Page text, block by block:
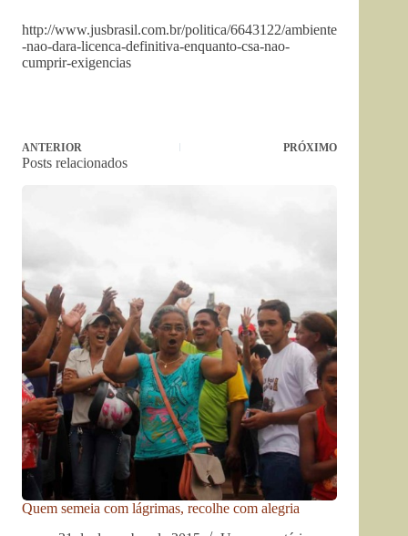
http://www.jusbrasil.com.br/politica/6643122/ambiente
-nao-dara-licenca-definitiva-enquanto-csa-nao-
cumprir-exigencias
ANTERIOR PRÓXIMO
Posts relacionados
Quem semeia com lágrimas, recolhe com alegria